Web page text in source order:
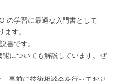
の学習に最適な入門書として
す。
書です。
についても解説しています。ぜ
事前に技術相談会を行っており